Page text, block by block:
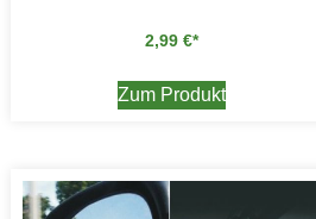
2,99 €
Zum Produkt